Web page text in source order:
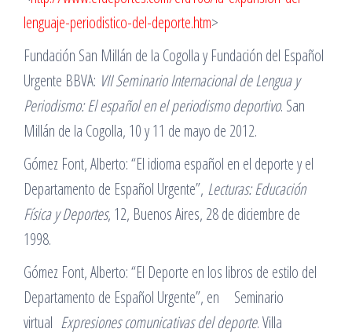
lenguaje-periodistico-del-deporte.htm>
Fundación San Millán de la Cogolla y Fundación del Español
Urgente BBVA: VII Seminario Internacional de Lengua y
Periodismo: El español en el periodismo deportivo. San
Millán de la Cogolla, 10 y 11 de mayo de 2012.
Gómez Font, Alberto: “El idioma español en el deporte y el
Departamento de Español Urgente”, Lecturas: Educación
Física y Deportes, 12, Buenos Aires, 28 de diciembre de
1998.
Gómez Font, Alberto: “El Deporte en los libros de estilo del
Departamento de Español Urgente”, en Seminario
virtual Expresiones comunicativas del deporte. Villa